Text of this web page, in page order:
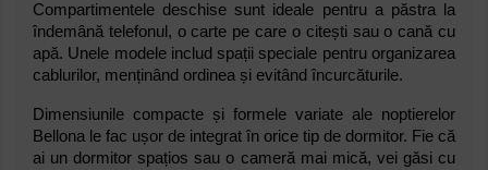
Compartimentele deschise sunt ideale pentru a păstra la
îndemână telefonul, o carte pe care o citești sau o cană cu
apă. Unele modele includ spații speciale pentru organizarea
cablurilor, menținând ordinea și evitând încurcăturile.
Dimensiunile compacte și formele variate ale noptierelor
Bellona le fac ușor de integrat în orice tip de dormitor. Fie că
ai un dormitor spațios sau o cameră mai mică, vei găsi cu